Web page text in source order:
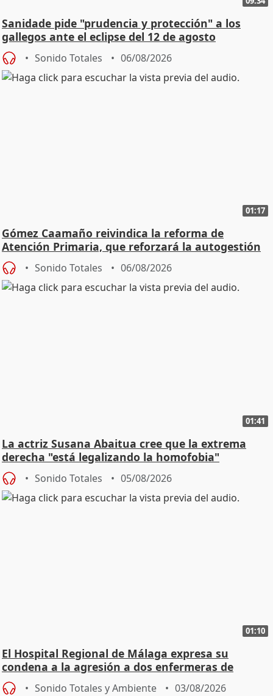
Sanidade pide "prudencia y protección" a los
gallegos ante el eclipse del 12 de agosto
Sonido Totales 06/08/2026
01:17
Gómez Caamaño reivindica la reforma de
Atención Primaria, que reforzará la autogestión
Sonido Totales 06/08/2026
01:41
La actriz Susana Abaitua cree que la extrema
derecha "está legalizando la homofobia"
Sonido Totales 05/08/2026
01:10
El Hospital Regional de Málaga expresa su
condena a la agresión a dos enfermeras de
Urgencias
Sonido Totales y Ambiente 03/08/2026